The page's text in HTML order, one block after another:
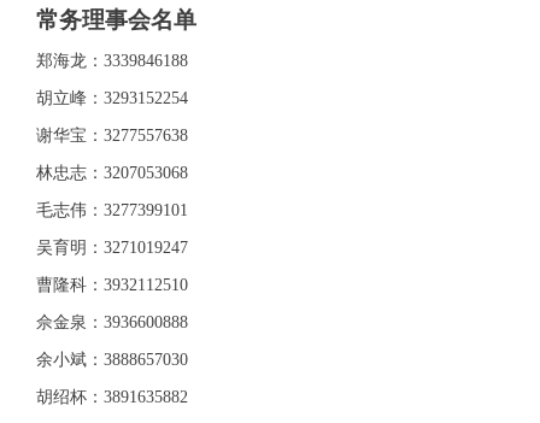
常务理事会名单
郑海龙：3339846188
胡立峰：3293152254
谢华宝：3277557638
林忠志：3207053068
毛志伟：3277399101
吴育明：3271019247
曹隆科：3932112510
佘金泉：3936600888
余小斌：3888657030
胡绍杯：3891635882